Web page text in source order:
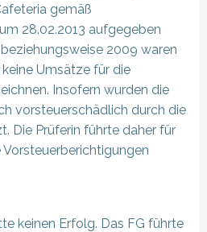
gemäß
28.02.2013 aufgegeben
2009 waren
Umsätze für die
Insofern wurden die
vorsteuerschädlich durch die
Die Prüferin führte daher für
keinen Erfolg. Das FG führte